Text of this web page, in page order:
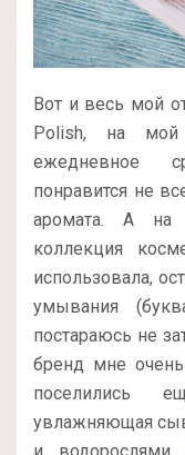
Вот и весь мой
Polish, на мой
ежедневное
понравится не
аромата. А
коллекция
использовала,
умывания
постараюсь не
бренд мне
поселились
увлажняющая